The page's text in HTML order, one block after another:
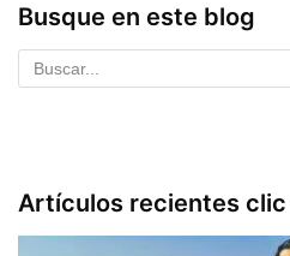
Busque en este blog
Artículos recientes